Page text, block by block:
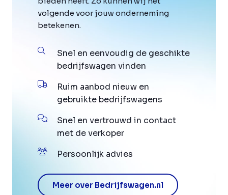
volgende voor jouw onderneming
betekenen.
Snel en eenvoudig de geschikte
bedrijfswagen vinden
Ruim aanbod nieuw en
gebruikte bedrijfswagens
Snel en vertrouwd in contact
met de verkoper
Persoonlijk advies
Meer over Bedrijfswagen.nl